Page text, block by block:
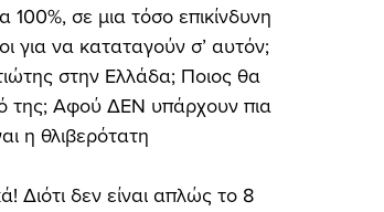
σε μια τόσο επικίνδυνη
για να καταταγούν σ’ αυτόν;
στην Ελλάδα; Ποιος θα
της; Αφού ΔΕΝ υπάρχουν πια
η θλιβερότατη
Διότι δεν είναι απλώς το 8